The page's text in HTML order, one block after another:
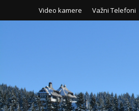
Video kamere Važni Telefoni